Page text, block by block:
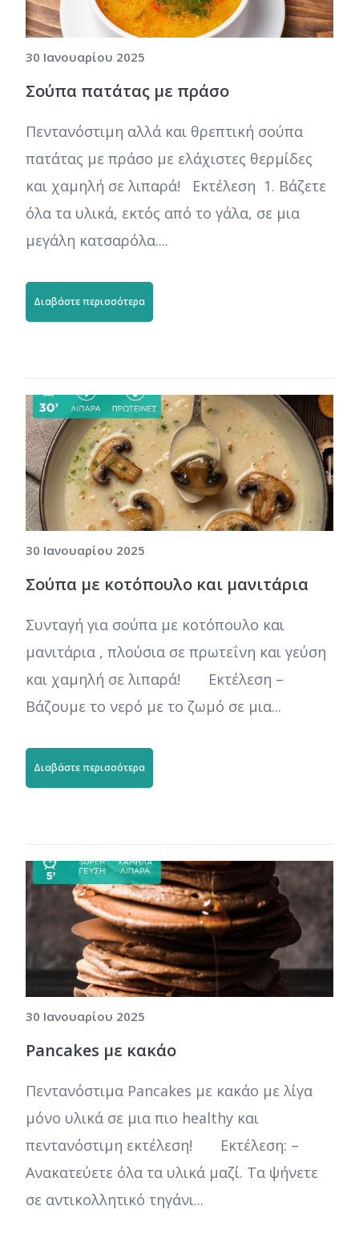
30 Ιανουαρίου 2025
Σούπα πατάτας με πράσο
Πεντανόστιμη αλλά και θρεπτική σούπα
πατάτας με πράσο με ελάχιστες θερμίδες
και χαμηλή σε λιπαρά! Εκτέλεση 1. Βάζετε
όλα τα υλικά, εκτός από το γάλα, σε μια
μεγάλη κατσαρόλα....
Διαβάστε περισσότερα
30 Ιανουαρίου 2025
Σούπα με κοτόπουλο και μανιτάρια
Συνταγή για σούπα με κοτόπουλο και
μανιτάρια , πλούσια σε πρωτεΐνη και γεύση
και χαμηλή σε λιπαρά! Εκτέλεση –
Βάζουμε το νερό με το ζωμό σε μια...
Διαβάστε περισσότερα
30 Ιανουαρίου 2025
Pancakes με κακάο
Πεντανόστιμα Pancakes με κακάο με λίγα
μόνο υλικά σε μια πιο healthy και
πεντανόστιμη εκτέλεση! Εκτέλεση: –
Ανακατεύετε όλα τα υλικά μαζί. Τα ψήνετε
σε αντικολλητικό τηγάνι...